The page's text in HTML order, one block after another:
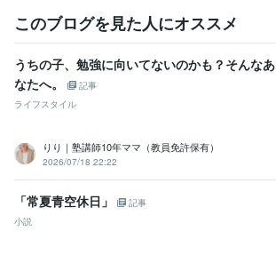
このブログを見た人にオススメ
うちの子、勉強に向いてないのかも？そんなあ
なたへ。
記事
ライフスタイル
りり｜塾講師10年ママ（教員免許保有）
2026/07/18 22:22
「常夏青空休日」
記事
小説